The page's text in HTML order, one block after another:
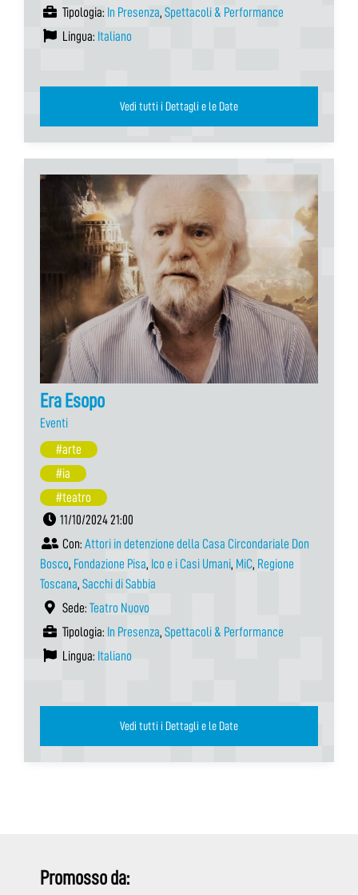
Tipologia: In Presenza, Spettacoli & Performance
Lingua: Italiano
Vedi tutti i Dettagli e le Date
Era Esopo
Eventi
#arte
#ia
#teatro
11/10/2024 21:00
Con: Attori in detenzione della Casa Circondariale Don
Bosco, Fondazione Pisa, Ico e i Casi Umani, MiC, Regione
Toscana, Sacchi di Sabbia
Sede: Teatro Nuovo
Tipologia: In Presenza, Spettacoli & Performance
Lingua: Italiano
Vedi tutti i Dettagli e le Date
Promosso da: